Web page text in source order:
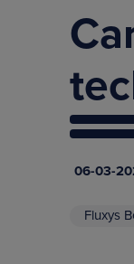
06-03-
Fluxys